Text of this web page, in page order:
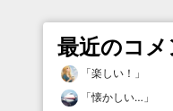
最近のコメ
「楽しい！ 」
「懐かしい… 」